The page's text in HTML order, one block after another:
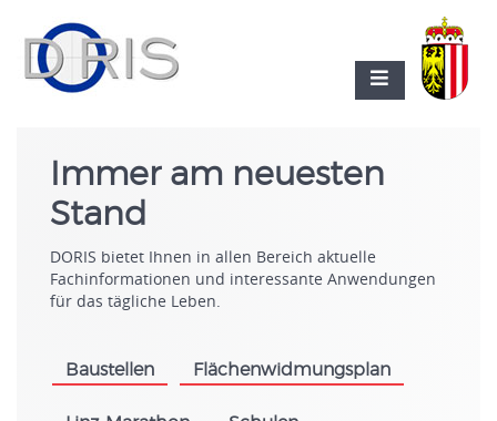
Immer am neuesten
Stand
DORIS bietet Ihnen in allen Bereich aktuelle
Fachinformationen und interessante Anwendungen
für das tägliche Leben.
Baustellen Flächenwidmungsplan